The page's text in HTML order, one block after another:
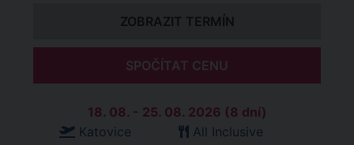
ZOBRAZIT TERMÍN
SPOČÍTAT CENU
18. 08. - 25. 08. 2026 (8 dní)
Katovice
All Inclusive